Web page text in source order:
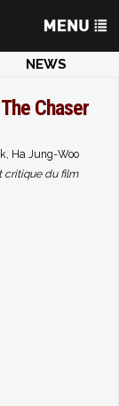
NEWS
The Chaser
Ha Jung-Woo
critique du film